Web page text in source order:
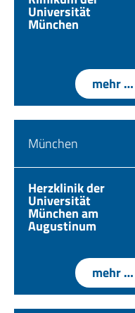
Universität
München
mehr …
München
Herzklinik der
Universität
München am
Augustinum
mehr …